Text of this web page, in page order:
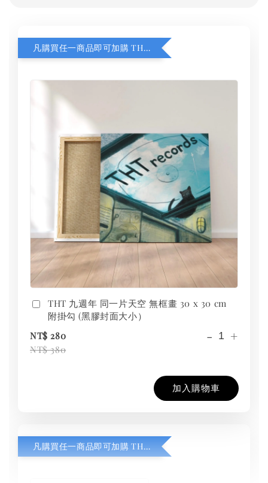
凡購買任一商品即可加購 THT 九週年 同一片天空 無框畫 30 x 30 cm 附掛勾 (黑膠封面大小）
THT 九週年 同一片天空 無框畫 30 x 30 cm
附掛勾 (黑膠封面大小）
NT$ 280
NT$ 380
- +
加入購物車
凡購買任一商品即可加購 THT 九週年紀念 T-shirt